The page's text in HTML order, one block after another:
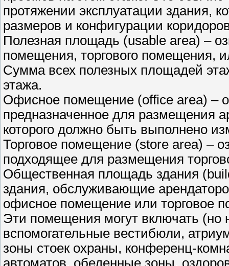
протяжении эксплуатации здания,
размеров и конфигурации
Полезная площадь (usable area) –
помещения, торгового помещения,
Сумма всех полезных площадей
этажа.
Офисное помещение (office area) –
предназначенное для размещения
которого должно быть выполнено
Торговое помещение (store area) –
подходящее для размещения
Общественная площадь здания
здания, обслуживающие
офисное помещение или торговое
Эти помещения могут включать (но
вспомогательные вестибюли,
зоны стоек охраны, конференц-
автоматов, обеденные зоны,